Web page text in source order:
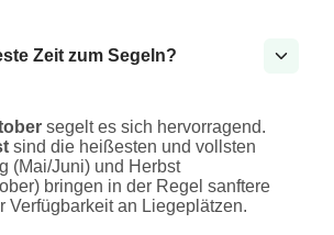
Zeit zum Segeln?
segelt es sich hervorragend.
sind die heißesten und vollsten
(Mai/Juni) und Herbst
bringen in der Regel sanftere
Verfügbarkeit an Liegeplätzen.